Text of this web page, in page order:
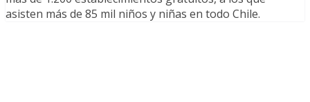
asisten más de 85 mil niños y niñas en todo Chile.